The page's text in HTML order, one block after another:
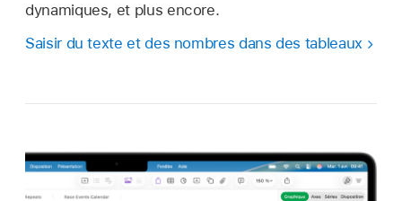
dynamiques, et plus encore.
Saisir du texte et des nombres dans des tableaux